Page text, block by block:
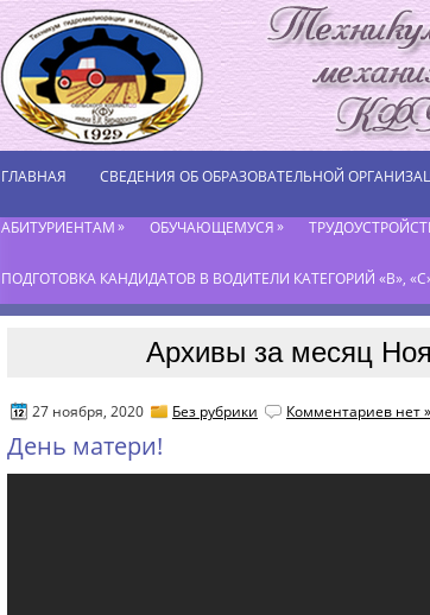
ГЛАВНАЯ СВЕДЕНИЯ ОБ ОБРАЗОВАТЕЛЬНОЙ
АБИТУРИЕНТАМ» ОБУЧАЮЩЕМУСЯ»
ПОДГОТОВКА КАНДИДАТОВ В ВОДИТЕЛИ КАТЕГОРИЙ «В»,
Архивы за месяц
27 ноября, 2020 Без рубрики Комментариев нет »
День матери!